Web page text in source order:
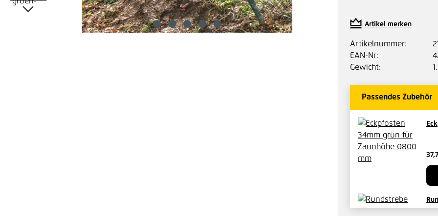
Artikel merken
Artikelnummer:
EAN-Nr:
Gewicht:
Passendes Zubehör